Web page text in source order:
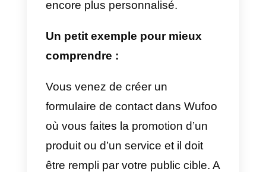
pouvez également configurer des
notifications qui indiquent
certaines actions générées dans
Wufoo par les utilisateurs, telles
que l’achèvement d’un
Par exemple, imaginons créer un